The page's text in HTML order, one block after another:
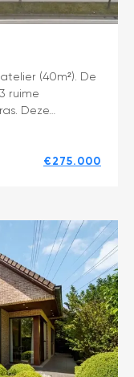
(40m²). De
ruime
Deze…
€275.000